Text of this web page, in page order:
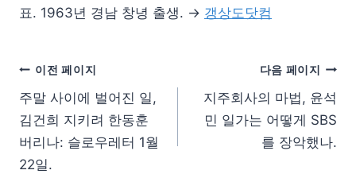
표. 1963년 경남 창녕 출생. → 갱상도닷컴
이전 페이지
주말 사이에 벌어진 일,
김건희 지키려 한동훈
버리나: 슬로우레터 1월
22일.
다음 페이지
지주회사의 마법, 윤석
민 일가는 어떻게 SBS
를 장악했나.